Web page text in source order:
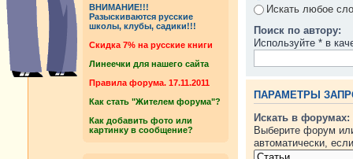
ВНИМАНИЕ!!!
Разыскиваются русские
школы, клубы, садики!!!
Cкидка 7% на русские книги
Линеечки для нашего сайта
Правила форума. 17.11.2011
Как стать "Жителем форума"?
Как добавить фото или
картинку в сообщение?
Искать любое
Поиск по автору:
Используйте * в
ПАРАМЕТРЫ
Искать в форумах:
Выберите форум
автоматически,